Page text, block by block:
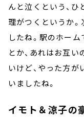
んと泣くという、ひ
理がつくというか
したね。駅のホー
とか、あれはお互
いけど、やった方が
いましたね。
イモト＆涼子の